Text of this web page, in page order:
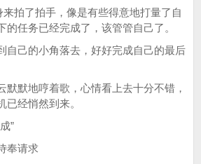
拍了拍手，像是有些得意地打量了自
的任务已经完成了，该管管自己了。
己的小角落去，好好完成自己的最后
默地哼着歌，心情看上去十分不错，
已经悄然到来。
”
奉请求